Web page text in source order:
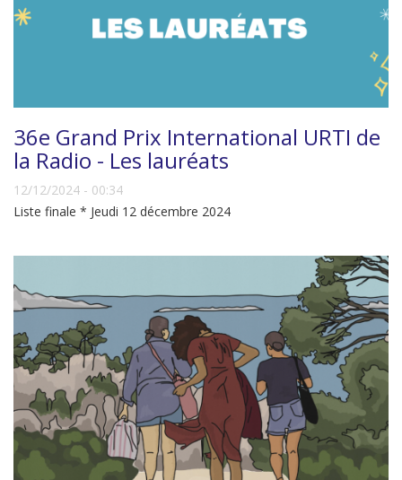
36e Grand Prix International URTI de
la Radio - Les lauréats
12/12/2024 - 00:34
Liste finale * Jeudi 12 décembre 2024